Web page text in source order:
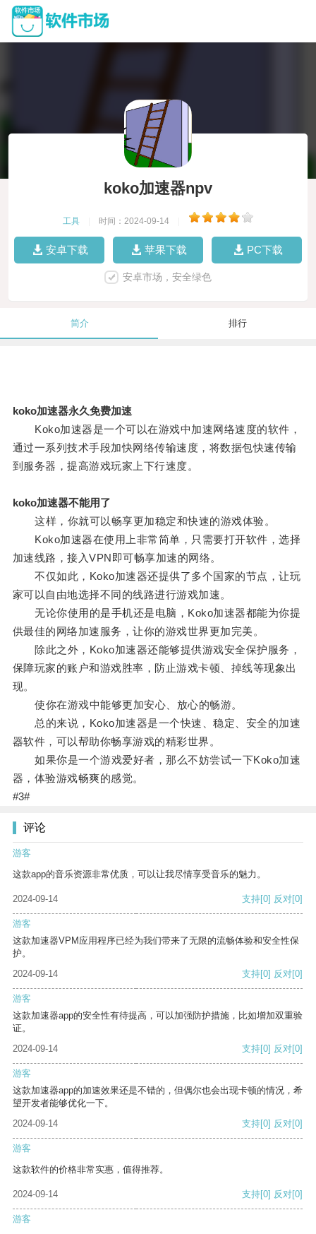
koko加速器npv
工具 时间：2024-09-14
安卓下载 苹果下载 PC下载
安卓市场，安全绿色
简介 排行
koko加速器永久免费加速
Koko加速器是一个可以在游戏中加速网络速度的软件，
通过一系列技术手段加快网络传输速度，将数据包快速传输
到服务器，提高游戏玩家上下行速度。
koko加速器不能用了
这样，你就可以畅享更加稳定和快速的游戏体验。
Koko加速器在使用上非常简单，只需要打开软件，选择
加速线路，接入VPN即可畅享加速的网络。
不仅如此，Koko加速器还提供了多个国家的节点，让玩
家可以自由地选择不同的线路进行游戏加速。
无论你使用的是手机还是电脑，Koko加速器都能为你提
供最佳的网络加速服务，让你的游戏世界更加完美。
除此之外，Koko加速器还能够提供游戏安全保护服务，
保障玩家的账户和游戏胜率，防止游戏卡顿、掉线等现象出
现。
使你在游戏中能够更加安心、放心的畅游。
总的来说，Koko加速器是一个快速、稳定、安全的加速
器软件，可以帮助你畅享游戏的精彩世界。
如果你是一个游戏爱好者，那么不妨尝试一下Koko加速
器，体验游戏畅爽的感觉。
#3#
评论
游客
这款app的音乐资源非常优质，可以让我尽情享受音乐的魅力。
2024-09-14 支持[0] 反对[0]
游客
这款加速器VPM应用程序已经为我们带来了无限的流畅体验和安全性保
护。
2024-09-14
支持[0] 反对[0]
游客
这款加速器app的安全性有待提高，可以加强防护措施，比如增加双重验
证。
2024-09-14
支持[0] 反对[0]
游客
这款加速器app的加速效果还是不错的，但偶尔也会出现卡顿的情况，希
望开发者能够优化一下。
2024-09-14
支持[0] 反对[0]
游客
这款软件的价格非常实惠，值得推荐。
2024-09-14 支持[0] 反对[0]
游客